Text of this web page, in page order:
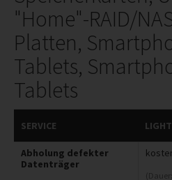
"Home"-RAID/
Platten,
Tablets,
Tablets
SERVICE LIGHT
Abholung defekter
Datenträger
(Dauer: